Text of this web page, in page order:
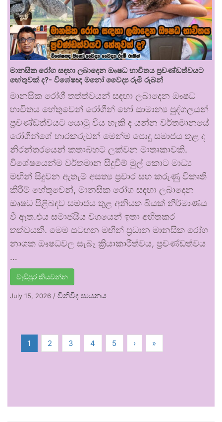
මානසික රෝග සඳහා ලබාදෙන ඖෂධ භාවිතය ප්‍රචණ්ඩත්වයට
හේතුවක් ද?- විශේෂඥ මනෝ වෛද්‍ය රූමි රූබන්
මානසික රෝගී තත්ත්වයන් සඳහා ලබාදෙන ඖෂධ
භාවිතය හේතුවෙන් රෝගීන් හෝ සාමාන්‍ය පුද්ගලයන්
ප්‍රචණ්ඩත්වයට යොමු විය හැකි ද යන්න වර්තමානයේ
රෝගීන්ගේ භාරකරුවන් මෙන්ම පොදු සමාජය තුළ ද
නිරන්තරයෙන් කතාබහට ලක්වන මාතෘකාවකි.
විශේෂයෙන්ම වර්තමාන සිදුවීම් මුල් කොට මාධ්‍ය
මඟින් සිදුවන ඇතැම් අසත්‍ය ප්‍රචාර සහ කරුණු විකෘති
කිරීම් හේතුවෙන්, මානසික රෝග සඳහා ලබාදෙන
ඖෂධ පිළිබඳව සමාජය තුළ අනියත බියක් නිර්මාණය
වී ඇත.එය සමාජයීය වශයෙන් ඉතා අහිතකර
තත්වයකි. මෙම සටහන මඟින් ප්‍රධාන මානසික රෝග
නාශක ඖෂධවල සැබෑ ක්‍රියාකාරීත්වය, ප්‍රචණ්ඩත්වය
…
වැඩිපුර කියවන්න
July 15, 2026 / විනිවිද සායනය
1 2 3 4 5 › »